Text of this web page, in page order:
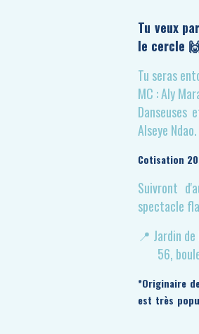
Tu veux
le cercle
Tu seras
MC : Aly
Danseuses
Alseye Ndao.
Cotisation
Suivront
spectacle
📍 Jardin
56,
*Originaire
est très